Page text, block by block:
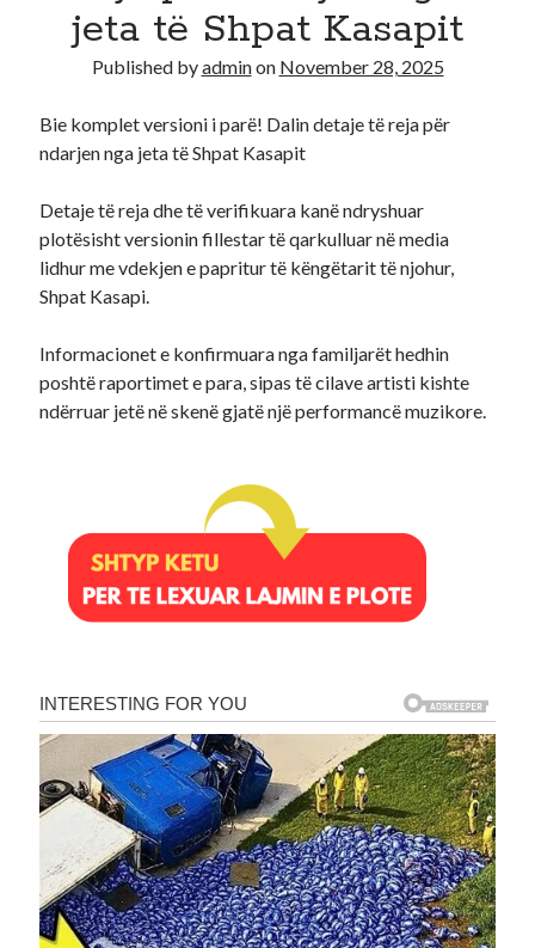
Recent Comments
jeta të Shpat Kasapit
Published byadminon November 28, 2025
Bie komplet versioni i parë! Dalin detaje të reja për
ndarjen nga jeta të Shpat Kasapit
Detaje të reja dhe të verifikuara kanë ndryshuar
plotësisht versionin fillestar të qarkulluar në media
lidhur me vdekjen e papritur të këngëtarit të njohur,
Shpat Kasapi.
Informacionet e konfirmuara nga familjarët hedhin
poshtë raportimet e para, sipas të cilave artisti kishte
ndërruar jetë në skenë gjatë një performancë muzikore.